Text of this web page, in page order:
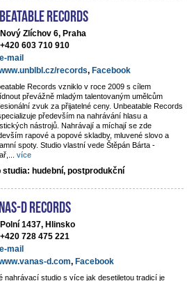
Records
Nový Zlíchov 6, Praha
+420 603 710 910
e-mail
records, Facebook
Records vzniklo v roce 2009 s cílem
převážně mladým talentovaným umělcům
zvuk za přijatelné ceny. Unbeatable Records
především na nahrávání hlasu a
nástrojů. Nahrávají a míchají se zde
rapové a popové skladby, mluvené slovo a
spoty. Studio vlastní vede Štěpán Bárta -
více
studia: hudební, postprodukční
D Records
Polní 1437, Hlinsko
+420 728 475 221
e-mail
d.com, Facebook
nahrávací studio s více jak desetiletou tradicí je